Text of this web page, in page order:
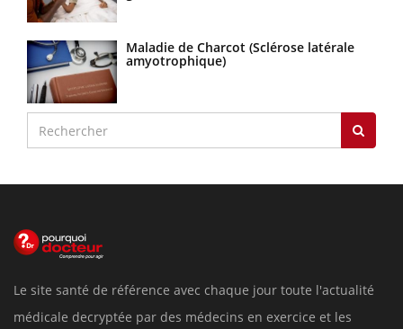
Maladie de Charcot (Sclérose latérale
amyotrophique)
Le site santé de référence avec chaque jour toute l'actualité
médicale decryptée par des médecins en exercice et les